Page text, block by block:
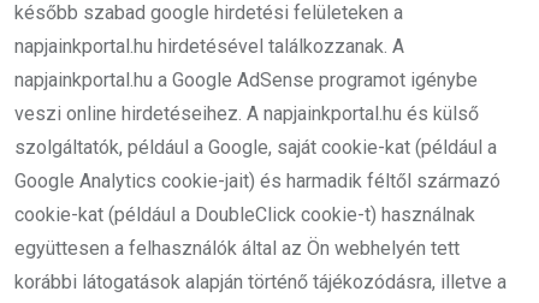
később szabad google hirdetési felületeken a
napjainkportal.hu hirdetésével találkozzanak. A
napjainkportal.hu a Google AdSense programot igénybe
veszi online hirdetéseihez. A napjainkportal.hu és külső
szolgáltatók, például a Google, saját cookie-kat (például a
Google Analytics cookie-jait) és harmadik féltől származó
cookie-kat (például a DoubleClick cookie-t) használnak
együttesen a felhasználók által az Ön webhelyén tett
korábbi látogatások alapján történő tájékozódásra, illetve a